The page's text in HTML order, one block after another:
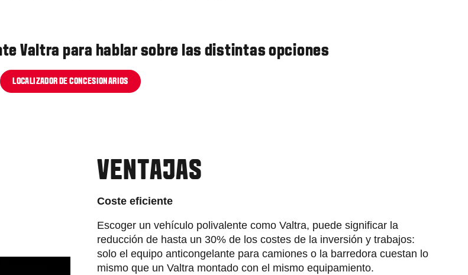
Valtra para hablar sobre las distintas opciones
LOCALIZADOR DE CONCESIONARIOS
VENTAJAS
Coste eficiente
Escoger un vehículo polivalente como Valtra, puede significar la
reducción de hasta un 30% de los costes de la inversión y trabajos:
solo el equipo anticongelante para camiones o la barredora cuestan lo
mismo que un Valtra montado con el mismo equipamiento.